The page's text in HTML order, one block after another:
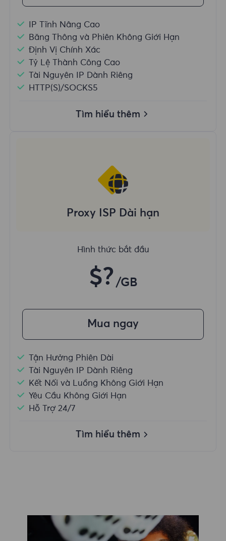
IP Tĩnh Nâng Cao
Băng Thông và Phiên Không Giới Hạn
Định Vị Chính Xác
Tỷ Lệ Thành Công Cao
Tài Nguyên IP Dành Riêng
HTTP(S)/SOCKS5
Tìm hiểu thêm
Proxy ISP Dài hạn
Hình thức bắt đầu
$? /GB
Mua ngay
Tận Hưởng Phiên Dài
Tài Nguyên IP Dành Riêng
Kết Nối và Luồng Không Giới Hạn
Yêu Cầu Không Giới Hạn
Hỗ Trợ 24/7
Tìm hiểu thêm